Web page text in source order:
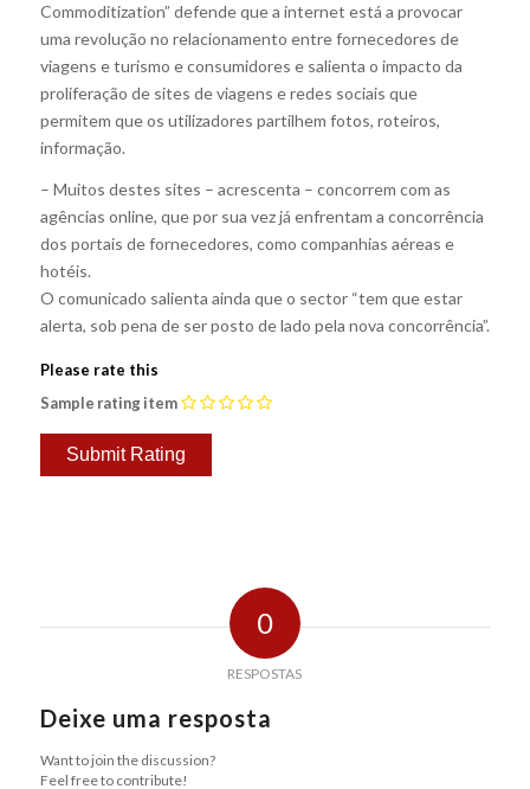
Commoditization” defende que a internet está a provocar
uma revolução no relacionamento entre fornecedores de
viagens e turismo e consumidores e salienta o impacto da
proliferação de sites de viagens e redes sociais que
permitem que os utilizadores partilhem fotos, roteiros,
informação.
– Muitos destes sites – acrescenta – concorrem com as
agências online, que por sua vez já enfrentam a concorrência
dos portais de fornecedores, como companhias aéreas e
hotéis.
O comunicado salienta ainda que o sector “tem que estar
alerta, sob pena de ser posto de lado pela nova concorrência”.
Please rate this
Sample rating item
0
RESPOSTAS
Deixe uma resposta
Want to join the discussion?
Feel free to contribute!